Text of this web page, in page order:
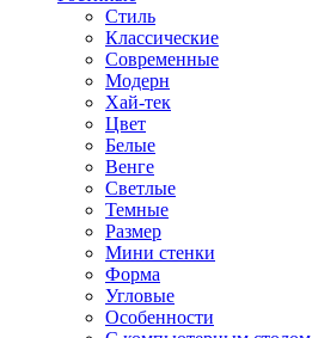
Стиль
Классические
Современные
Модерн
Хай-тек
Цвет
Белые
Венге
Светлые
Темные
Размер
Мини стенки
Форма
Угловые
Особенности